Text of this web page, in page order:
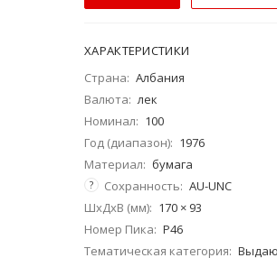
ХАРАКТЕРИСТИКИ
Страна: Албания
Валюта: лек
Номинал: 100
Год (диапазон): 1976
Материал: бумага
? Сохранность: AU-UNC
ШхДхВ (мм): 170 × 93
Номер Пика: P46
Тематическая категория: